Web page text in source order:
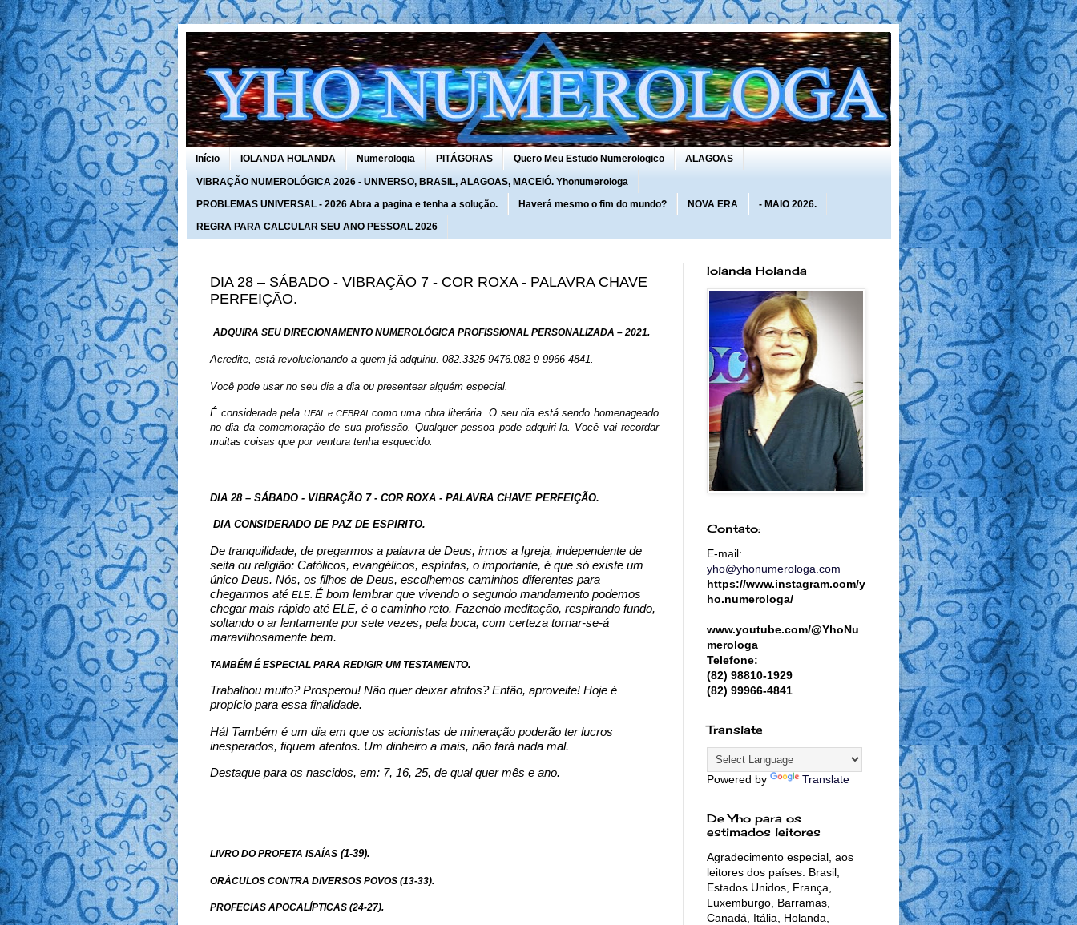
Início IOLANDA HOLANDA Numerologia PITÁGORAS Quero Meu Estudo Numerologico ALAGOAS
VIBRAÇÃO NUMEROLÓGICA 2026 - UNIVERSO, BRASIL, ALAGOAS, MACEIÓ. Yhonumerologa
PROBLEMAS UNIVERSAL - 2026 Abra a pagina e tenha a solução. Haverá mesmo o fim do mundo? NOVA ERA - MAIO 2026.
REGRA PARA CALCULAR SEU ANO PESSOAL 2026
DIA 28 – SÁBADO - VIBRAÇÃO 7 - COR ROXA - PALAVRA CHAVE
PERFEIÇÃO.
ADQUIRA SEU DIRECIONAMENTO NUMEROLÓGICA PROFISSIONAL PERSONALIZADA – 2021.
Acredite, está revolucionando a quem já adquiriu. 082.3325-9476.082 9 9966 4841.
Você pode usar no seu dia a dia ou presentear alguém especial.
É considerada pela UFAL e CEBRAI como uma obra literária. O seu dia está sendo homenageado
no dia da comemoração de sua profissão. Qualquer pessoa pode adquiri-la. Você vai recordar
muitas coisas que por ventura tenha esquecido.
DIA 28 – SÁBADO - VIBRAÇÃO 7 - COR ROXA - PALAVRA CHAVE PERFEIÇÃO.
DIA CONSIDERADO DE PAZ DE ESPIRITO.
De tranquilidade, de pregarmos a palavra de Deus, irmos a Igreja, independente de
seita ou religião: Católicos, evangélicos, espíritas, o importante, é que só existe um
único Deus. Nós, os filhos de Deus, escolhemos caminhos diferentes para
chegarmos até ELE. É bom lembrar que vivendo o segundo mandamento podemos
chegar mais rápido até ELE, é o caminho reto. Fazendo meditação, respirando fundo,
soltando o ar lentamente por sete vezes, pela boca, com certeza tornar-se-á
maravilhosamente bem.
TAMBÉM É ESPECIAL PARA REDIGIR UM TESTAMENTO.
Trabalhou muito? Prosperou! Não quer deixar atritos? Então, aproveite! Hoje é
propício para essa finalidade.
Há! Também é um dia em que os acionistas de mineração poderão ter lucros
inesperados, fiquem atentos. Um dinheiro a mais, não fará nada mal.
Destaque para os nascidos, em: 7, 16, 25, de qual quer mês e ano.
LIVRO DO PROFETA ISAÍAS (1-39).
ORÁCULOS CONTRA DIVERSOS POVOS (13-33).
PROFECIAS APOCALÍPTICAS (24-27).
Iolanda Holanda
Contato:
E-mail:
yho@yhonumerologa.com
https://www.instagram.com/y
ho.numerologa/
www.youtube.com/@YhoNu
merologa
Telefone:
(82) 98810-1929
(82) 99966-4841
Translate
Powered by Translate
De Yho para os
estimados leitores
Agradecimento especial, aos
leitores dos países: Brasil,
Estados Unidos, França,
Luxemburgo, Barramas,
Canadá, Itália, Holanda,